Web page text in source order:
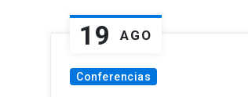
19 AGO
Conferencias